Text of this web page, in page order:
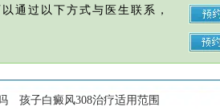
通过以下方式与医生联系，
孩子白癜风308治疗适用范围